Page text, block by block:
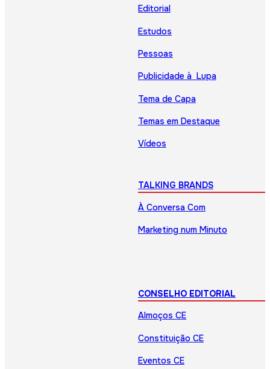
Editorial
Estudos
Pessoas
Publicidade à Lupa
Tema de Capa
Temas em Destaque
Vídeos
TALKING BRANDS
À Conversa Com
Marketing num Minuto
CONSELHO EDITORIAL
Almoços CE
Constituição CE
Eventos CE